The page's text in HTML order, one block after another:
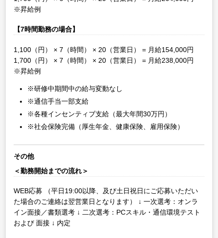
※昇給例
【7時間勤務の場合】
1,100（円） × 7（時間） × 20（営業日） = 月給154,000円
1,700（円） × 7（時間） × 20（営業日） = 月給238,000円
※昇給例
※研修中期間中の給与変動なし
※通信手当一部支給
※各種インセンティブ支給（最大年間30万円）
※社会保険完備（厚生年金、健康保険、雇用保険）
その他
＜勤務開始までの流れ＞
WEB応募 （平日19:00以降、及び土日祝日にご応募いただい
た場合のご連絡は翌営業日となります）
↓ 一次選考：オンラ
イン面接／書類選考 ↓ 二次選考：PCスキル・通信環境テスト
および 面接 ↓ 内定